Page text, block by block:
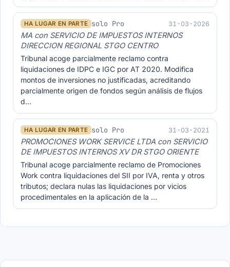
HA LUGAR EN PARTE solo Pro 31-03-2026
MA con SERVICIO DE IMPUESTOS INTERNOS
DIRECCION REGIONAL STGO CENTRO
Tribunal acoge parcialmente reclamo contra
liquidaciones de IDPC e IGC por AT 2020. Modifica
montos de inversiones no justificadas, acreditando
parcialmente origen de fondos según análisis de flujos
d…
HA LUGAR EN PARTE solo Pro 31-03-2021
PROMOCIONES WORK SERVICE LTDA con SERVICIO
DE IMPUESTOS INTERNOS XV DR STGO ORIENTE
Tribunal acoge parcialmente reclamo de Promociones
Work contra liquidaciones del SII por IVA, renta y otros
tributos; declara nulas las liquidaciones por vicios
procedimentales en la aplicación de la …